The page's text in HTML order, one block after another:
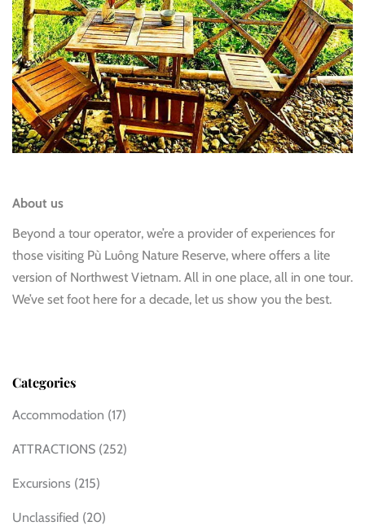
About us
Beyond a tour operator, we’re a provider of experiences for
those visiting Pù Luông Nature Reserve, where offers a lite
version of Northwest Vietnam. All in one place, all in one tour.
We’ve set foot here for a decade, let us show you the best.
Categories
Accommodation (17)
ATTRACTIONS (252)
Excursions (215)
Unclassified (20)